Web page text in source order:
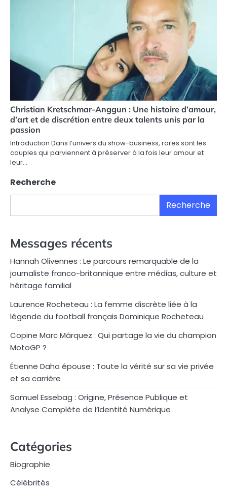
Christian Kretschmar-Anggun : Une histoire d’amour,
d’art et de discrétion entre deux talents unis par la
passion
Introduction Dans l’univers du show-business, rares sont les
couples qui parviennent à préserver à la fois leur amour et
leur…
Recherche
Recherche
Messages récents
Hannah Olivennes : Le parcours remarquable de la
journaliste franco-britannique entre médias, culture et
héritage familial
Laurence Rocheteau : La femme discrète liée à la
légende du football français Dominique Rocheteau
Copine Marc Márquez : Qui partage la vie du champion
MotoGP ?
Étienne Daho épouse : Toute la vérité sur sa vie privée
et sa carrière
Samuel Essebag : Origine, Présence Publique et
Analyse Complète de l’Identité Numérique
Catégories
Biographie
Célébrités